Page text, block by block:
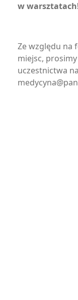
w
Ze względu na
miejsc,
uczestnictwa